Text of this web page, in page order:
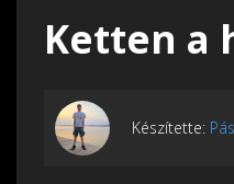
Ketten a
Készítette: